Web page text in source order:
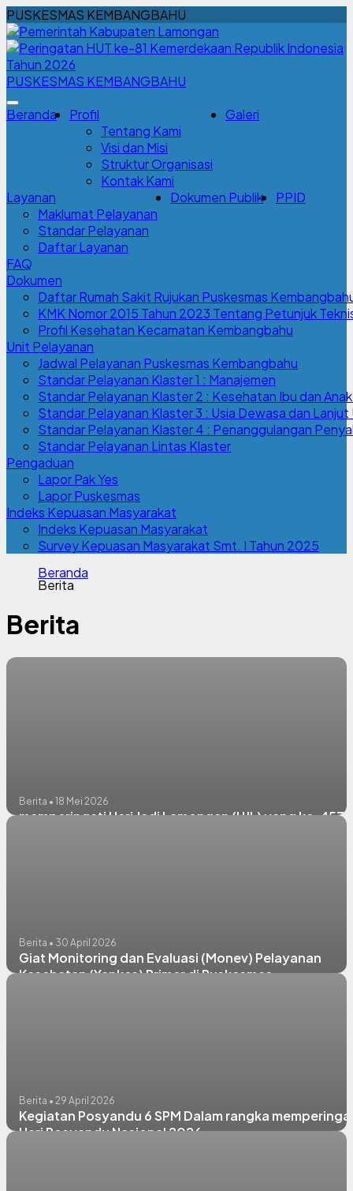
PUSKESMAS KEMBANGBAHU
PUSKESMAS KEMBANGBAHU
Beranda
Profil
Tentang Kami
Visi dan Misi
Struktur Organisasi
Kontak Kami
Galeri
Layanan
Maklumat Pelayanan
Standar Pelayanan
Daftar Layanan
Dokumen Publik PPID
FAQ
Dokumen
Daftar Rumah Sakit Rujukan Puskesmas
KMK Nomor 2015 Tahun 2023 Tentang Petunjuk
Profil Kesehatan Kecamatan Kembangbahu
Unit Pelayanan
Jadwal Pelayanan Puskesmas Kembangbahu
Standar Pelayanan Klaster 1 : Manajemen
Standar Pelayanan Klaster 2 : Kesehatan Ibu dan
Standar Pelayanan Klaster 3 : Usia Dewasa dan Lanjut
Standar Pelayanan Klaster 4 : Penanggulangan
Standar Pelayanan Lintas Klaster
Pengaduan
Lapor Pak Yes
Lapor Puskesmas
Indeks Kepuasan Masyarakat
Indeks Kepuasan Masyarakat
Survey Kepuasan Masyarakat Smt. I Tahun 2025
Beranda
Berita
Berita
Berita • 18 Mei 2026
memperingati Hari Jadi Lamongan (HJL) yang ke-457
Berita • 30 April 2026
Giat Monitoring dan Evaluasi (Monev) Pelayanan
Kesehatan (Yankes) Primer di Puskesmas
Berita • 29 April 2026
Kegiatan Posyandu 6 SPM Dalam rangka
Hari Posyandu Nasional 2026